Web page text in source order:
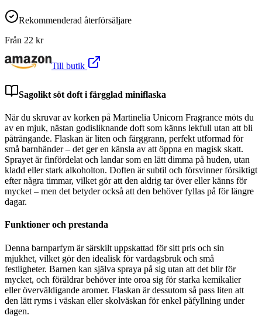
Rekommenderad återförsäljare
Från 22 kr
Till butik
Sagolikt söt doft i färgglad miniflaska
När du skruvar av korken på Martinelia Unicorn Fragrance möts du
av en mjuk, nästan godisliknande doft som känns lekfull utan att bli
påträngande. Flaskan är liten och färggrann, perfekt utformad för
små barnhänder – det ger en känsla av att öppna en magisk skatt.
Sprayet är finfördelat och landar som en lätt dimma på huden, utan
kladd eller stark alkoholton. Doften är subtil och försvinner försiktigt
efter några timmar, vilket gör att den aldrig tar över eller känns för
mycket – men det betyder också att den behöver fyllas på för längre
dagar.
Funktioner och prestanda
Denna barnparfym är särskilt uppskattad för sitt pris och sin
mjukhet, vilket gör den idealisk för vardagsbruk och små
festligheter. Barnen kan själva spraya på sig utan att det blir för
mycket, och föräldrar behöver inte oroa sig för starka kemikalier
eller överväldigande aromer. Flaskan är dessutom så pass liten att
den lätt ryms i väskan eller skolväskan för enkel påfyllning under
dagen.